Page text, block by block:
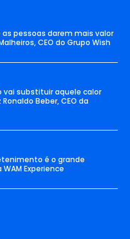
pessoas darem mais valor
CEO do Grupo Wish
vai substituir aquele calor
Beber, CEO da
é o grande
Experience